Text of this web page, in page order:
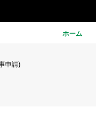
ホーム
申請)